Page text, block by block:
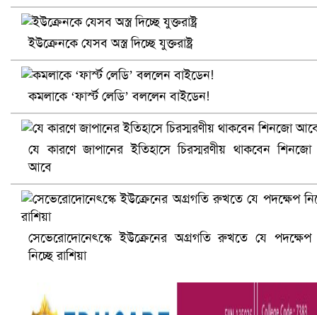
আ.লীগ ও জাপার ৯ নেতা কারাগারে
ইউক্রেনকে যেসব অস্ত্র দিচ্ছে যুক্তরাষ্ট্র
কমলাকে ‘ফার্স্ট লেডি’ বললেন বাইডেন!
যে কারণে জাপানের ইতিহাসে চিরস্মরণীয় থাকবেন শিনজো
আবে
সেভেরোদোনেৎস্কে ইউক্রেনের অগ্রগতি রুখতে যে পদক্ষেপ
নিচ্ছে রাশিয়া